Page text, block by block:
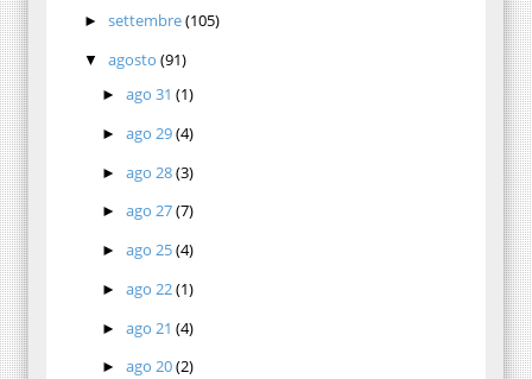
► settembre(105)
▼ agosto (91)
►ago 31(1)
►ago 29(4)
►ago 28(3)
►ago 27(7)
►ago 25(4)
►ago 22(1)
►ago 21(4)
►ago 20(2)